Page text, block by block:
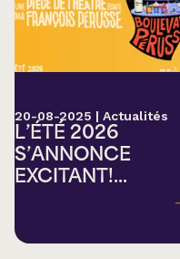
20-08-2025 | Actualités
L’ÉTÉ 2026
S’ANNONCE
EXCITANT!...